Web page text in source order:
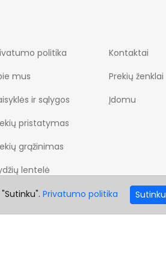
politika
mus
ir sąlygos
pristatymas
grąžinimas
lentelė
Kontaktai
Prekių ženklai
Įdomu
Privatumo politika Sutinku